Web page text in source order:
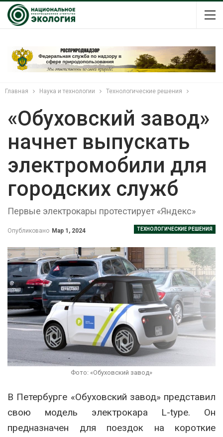
Главная Наука и технологии Технологические решения
«Обуховский завод»
начнет выпускать
электромобили для
городских служб
Первые электрокары протестирует «Яндекс»
ТЕХНОЛОГИЧЕСКИЕ РЕШЕНИЯ
Опубликовано Мар 1, 2024
Фото: «Обуховский завод»
В Петербурге «Обуховский завод» представил
свою модель электрокара L-type. Он
предназначен для поездок на короткие